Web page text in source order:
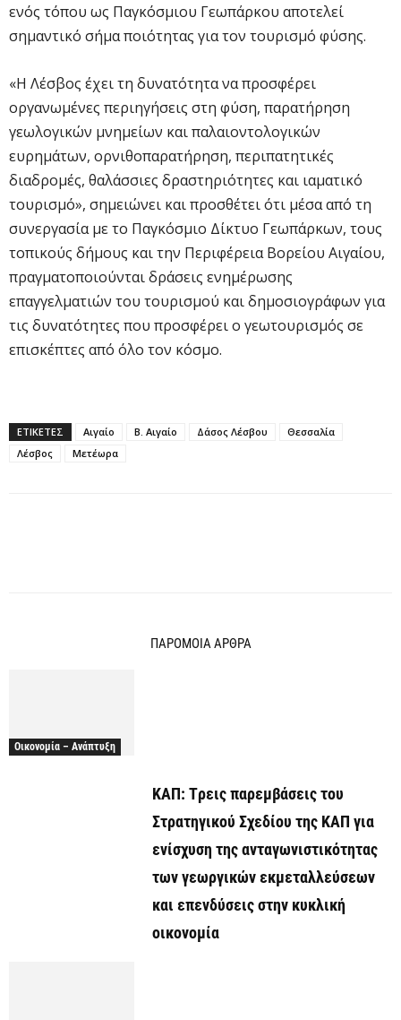
ενός τόπου ως Παγκόσμιου Γεωπάρκου αποτελεί
σημαντικό σήμα ποιότητας για τον τουρισμό φύσης.
«Η Λέσβος έχει τη δυνατότητα να προσφέρει
οργανωμένες περιηγήσεις στη φύση, παρατήρηση
γεωλογικών μνημείων και παλαιοντολογικών
ευρημάτων, ορνιθοπαρατήρηση, περιπατητικές
διαδρομές, θαλάσσιες δραστηριότητες και ιαματικό
τουρισμό», σημειώνει και προσθέτει ότι μέσα από τη
συνεργασία με το Παγκόσμιο Δίκτυο Γεωπάρκων, τους
τοπικούς δήμους και την Περιφέρεια Βορείου Αιγαίου,
πραγματοποιούνται δράσεις ενημέρωσης
επαγγελματιών του τουρισμού και δημοσιογράφων για
τις δυνατότητες που προσφέρει ο γεωτουρισμός σε
επισκέπτες από όλο τον κόσμο.
ΕΤΙΚΕΤΕΣ Αιγαίο Β. Αιγαίο Δάσος Λέσβου
Θεσσαλία
Λέσβος
Μετέωρα
ΠΑΡΟΜΟΙΑ ΑΡΘΡΑ
Οικονομία – Ανάπτυξη
ΚΑΠ: Tρεις παρεμβάσεις του
Στρατηγικού Σχεδίου της ΚΑΠ για
ενίσχυση της ανταγωνιστικότητας
των γεωργικών εκμεταλλεύσεων
και επενδύσεις στην κυκλική
οικονομία